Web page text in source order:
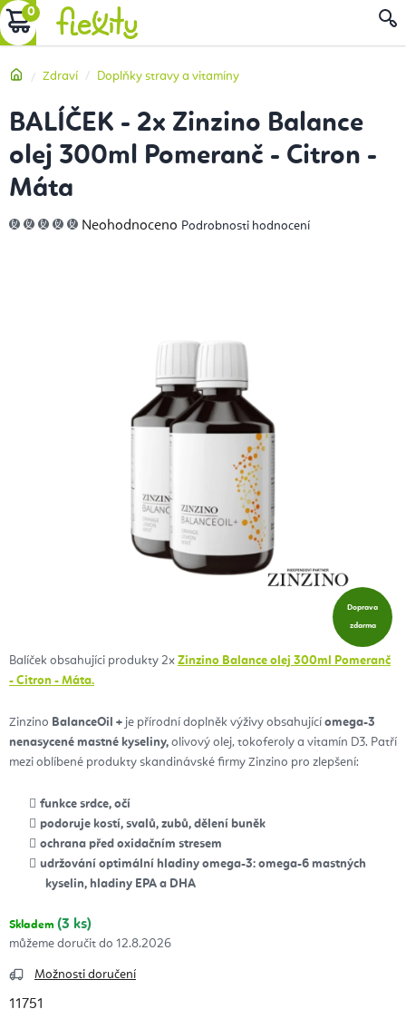
Přejít
na
NÁKUPNÍ
DomůZdraví Doplňky stravy a vitamíny
Balíček obsahujíci produkty 2x Zinzino Balance olej 300ml Pomeranč
- Citron - Máta.
Zinzino BalanceOil + je přírodní doplněk výživy obsahující omega-3
nenasycené mastné kyseliny, olivový olej, tokoferoly a vitamín D3. Patří
mezi oblíbené produkty skandinávské firmy Zinzino pro zlepšení:
funkce srdce, očí
podoruje kostí, svalů, zubů, dělení buněk
ochrana před oxidačním stresem
udržování optimální hladiny omega-3: omega-6 mastných
kyselin, hladiny EPA a DHA
Skladem (3 ks)
12.8.2026
Možnosti doručení
11751
BALÍČEK - 2x Zinzino Balance
olej 300ml Pomeranč - Citron -
Máta
Průměrné
hodnocení
Neohodnoceno Podrobnosti hodnocení
Doprava
zdarma